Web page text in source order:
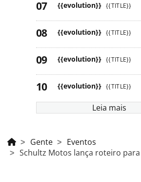
{{evolution}} {{TITLE}}
{{evolution}} {{TITLE}}
{{evolution}} {{TITLE}}
{{evolution}} {{TITLE}}
Leia mais
Gente
Eventos
Schultz Motos lança roteiro para